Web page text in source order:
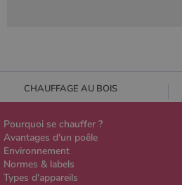
CHAUFFAGE AU BOIS
Pourquoi se chauffer ?
Avantages d'un poêle
Environnement
Normes & labels
Types d'appareils